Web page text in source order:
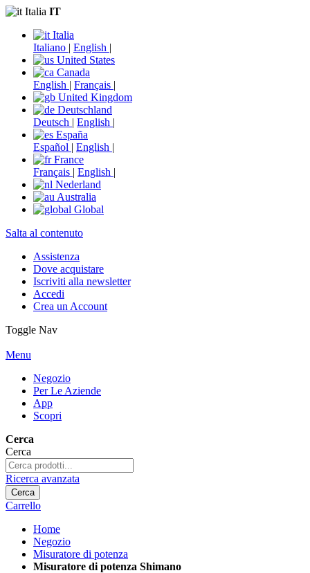
Italia IT
Italia
Italiano | English |
United States
Canada
English | Français |
United Kingdom
Deutschland
Deutsch | English |
España
Español | English |
France
Français | English |
Nederland
Australia
Global
Salta al contenuto
Assistenza
Dove acquistare
Iscriviti alla newsletter
Accedi
Crea un Account
Toggle Nav
Menu
Negozio
Per Le Aziende
App
Scopri
Cerca
Cerca
Ricerca avanzata
Cerca
Carrello
Home
Negozio
Misuratore di potenza
Misuratore di potenza Shimano